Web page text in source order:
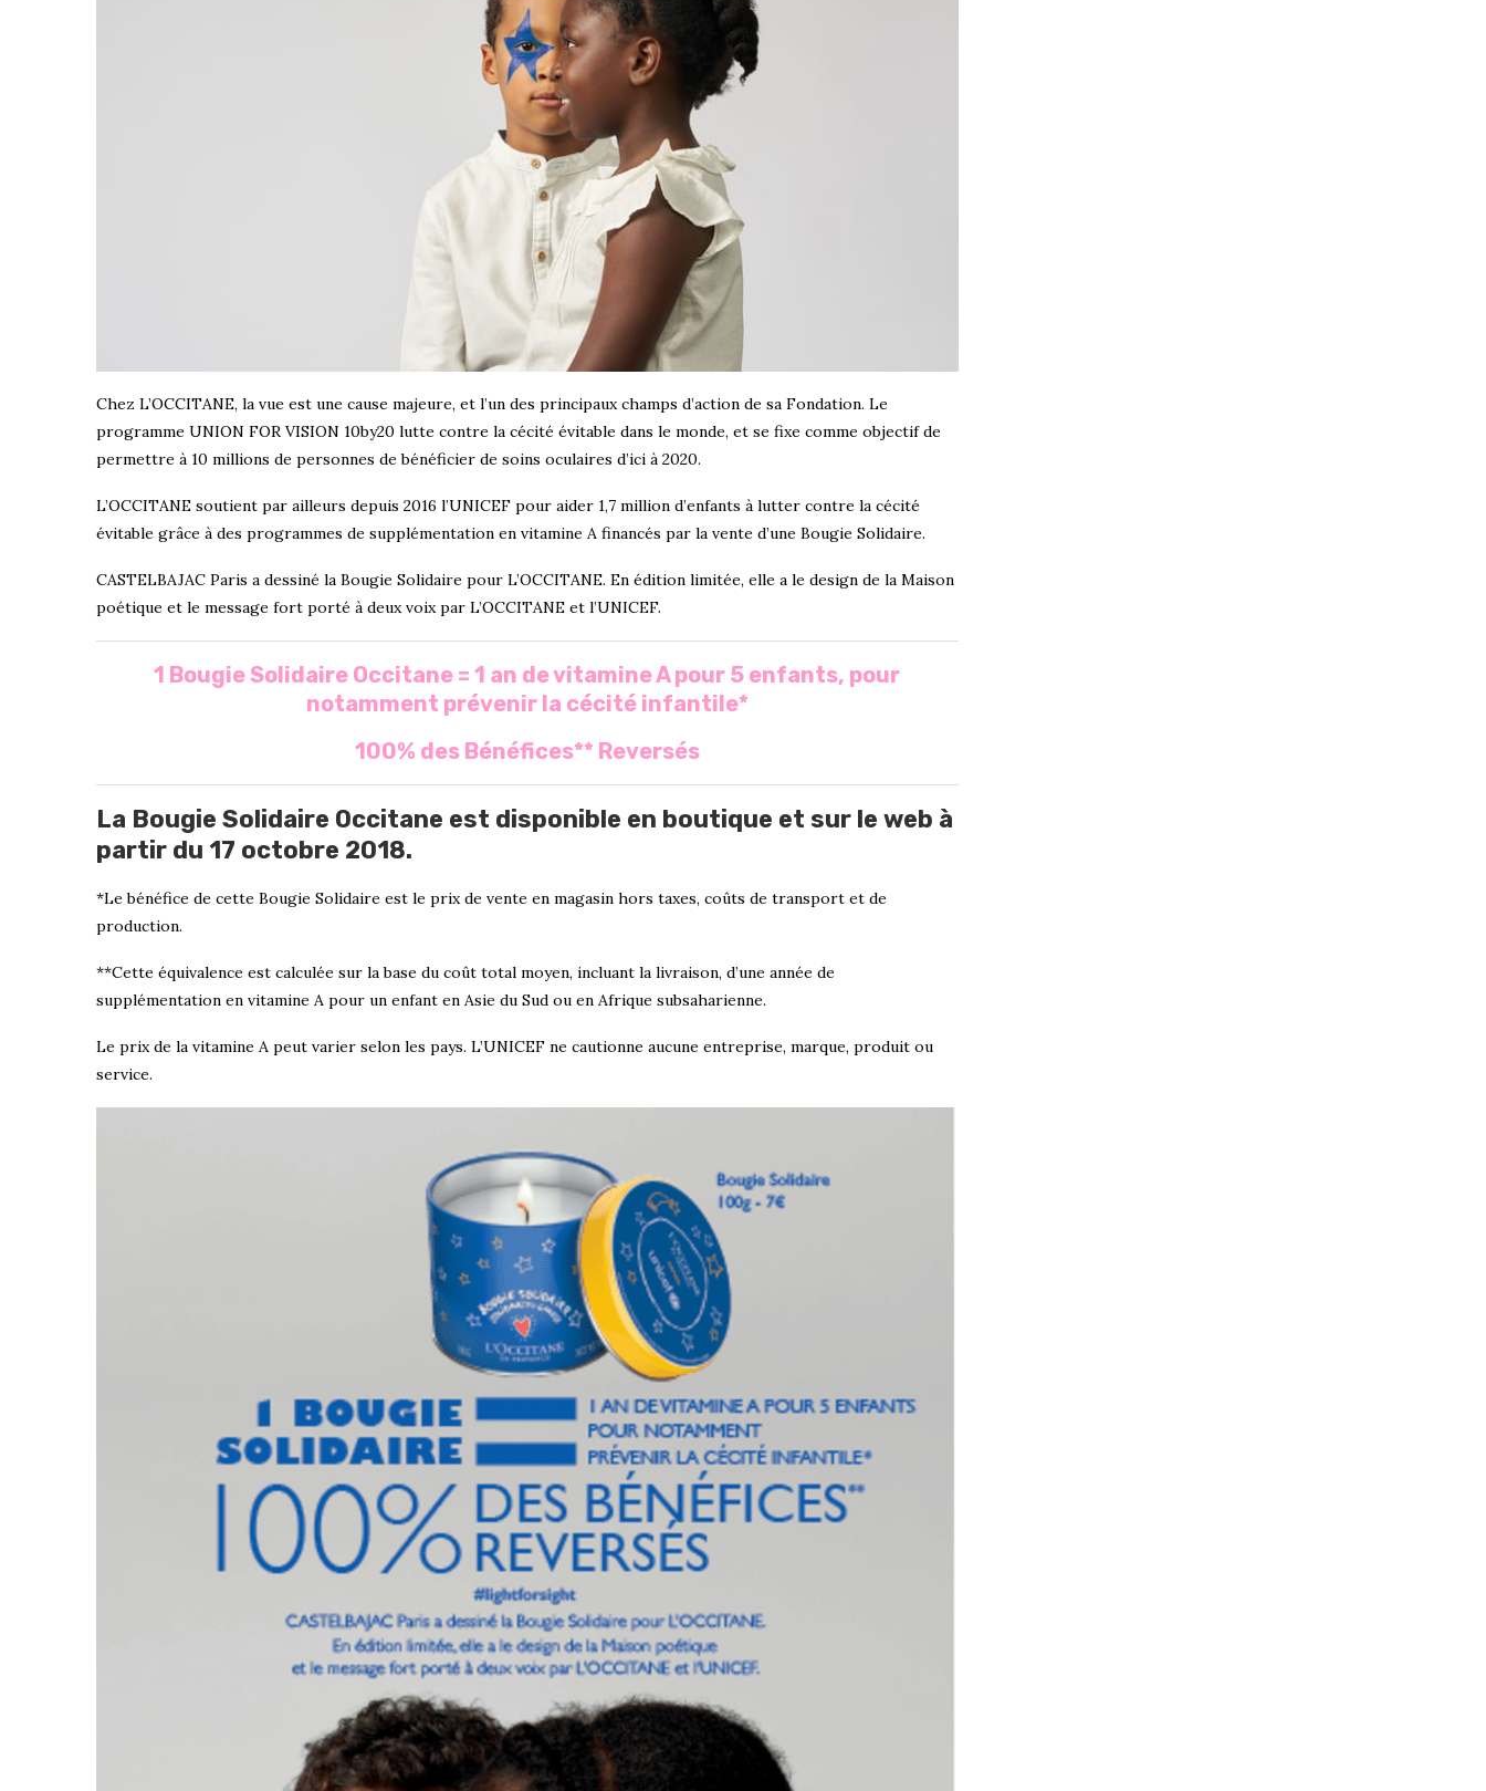
Chez L’OCCITANE, la vue est une cause majeure, et l’un des principaux champs d’action de sa Fondation. Le
programme UNION FOR VISION 10by20 lutte contre la cécité évitable dans le monde, et se fixe comme objectif de
permettre à 10 millions de personnes de bénéficier de soins oculaires d’ici à 2020.
L’OCCITANE soutient par ailleurs depuis 2016 l’UNICEF pour aider 1,7 million d’enfants à lutter contre la cécité
évitable grâce à des programmes de supplémentation en vitamine A financés par la vente d’une Bougie Solidaire.
CASTELBAJAC Paris a dessiné la Bougie Solidaire pour L’OCCITANE. En édition limitée, elle a le design de la Maison
poétique et le message fort porté à deux voix par L’OCCITANE et l’UNICEF.
1 Bougie Solidaire Occitane = 1 an de vitamine A pour 5 enfants, pour
notamment prévenir la cécité infantile*
100% des Bénéfices** Reversés
La Bougie Solidaire Occitane est disponible en boutique et sur le web à
partir du 17 octobre 2018.
*Le bénéfice de cette Bougie Solidaire est le prix de vente en magasin hors taxes, coûts de transport et de
production.
**Cette équivalence est calculée sur la base du coût total moyen, incluant la livraison, d’une année de
supplémentation en vitamine A pour un enfant en Asie du Sud ou en Afrique subsaharienne.
Le prix de la vitamine A peut varier selon les pays. L’UNICEF ne cautionne aucune entreprise, marque, produit ou
service.